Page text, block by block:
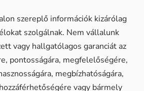
szereplő információk kizárólag
szolgálnak. Nem vállalunk
vagy hallgatólagos garanciát az
pontosságára, megfelelőségére,
megbízhatóságára,
vagy bármely